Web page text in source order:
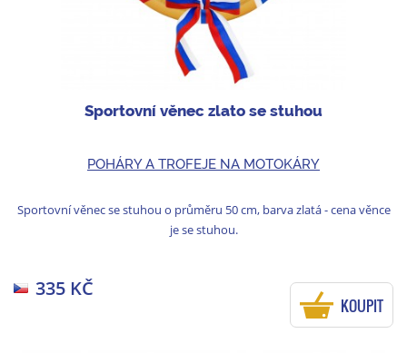
Sportovní věnec zlato se stuhou
POHÁRY A TROFEJE NA MOTOKÁRY
Sportovní věnec se stuhou o průměru 50 cm, barva zlatá - cena věnce
je se stuhou.
335 KČ
KOUPIT